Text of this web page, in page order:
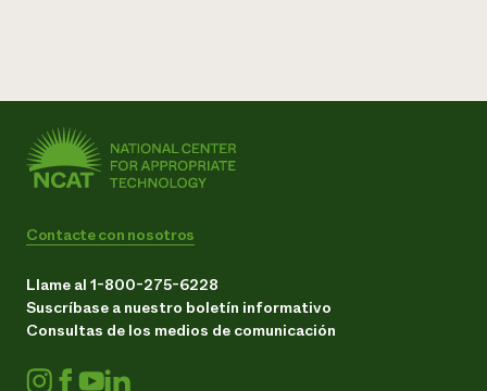
Contacte con nosotros
Llame al 1-800-275-6228
Suscríbase a nuestro boletín informativo
Consultas de los medios de comunicación